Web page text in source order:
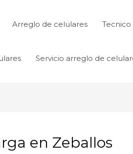
Arreglo de celulares
Servicio arreglo de
en Zeballos